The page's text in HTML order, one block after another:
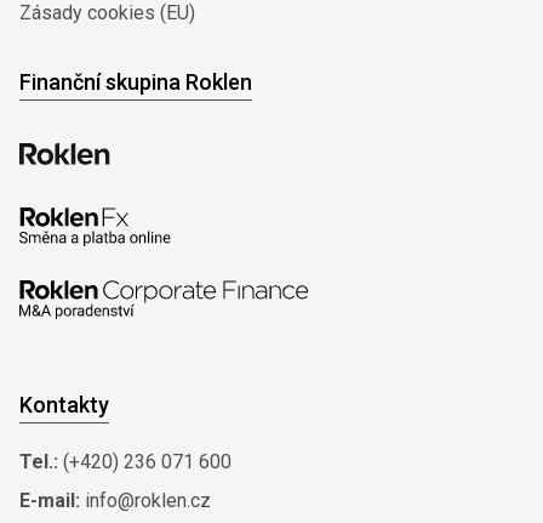
Zásady cookies (EU)
Finanční skupina Roklen
Kontakty
Tel.: (+420) 236 071 600
E-mail: info@roklen.cz